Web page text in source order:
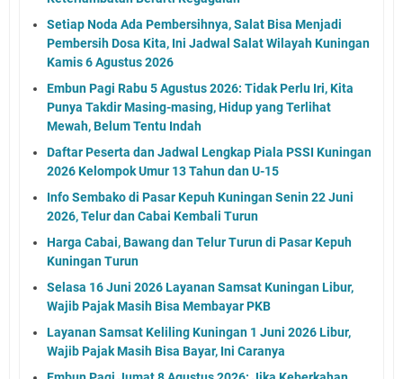
Setiap Noda Ada Pembersihnya, Salat Bisa Menjadi
Pembersih Dosa Kita, Ini Jadwal Salat Wilayah Kuningan
Kamis 6 Agustus 2026
Embun Pagi Rabu 5 Agustus 2026: Tidak Perlu Iri, Kita
Punya Takdir Masing-masing, Hidup yang Terlihat
Mewah, Belum Tentu Indah
Daftar Peserta dan Jadwal Lengkap Piala PSSI Kuningan
2026 Kelompok Umur 13 Tahun dan U-15
Info Sembako di Pasar Kepuh Kuningan Senin 22 Juni
2026, Telur dan Cabai Kembali Turun
Harga Cabai, Bawang dan Telur Turun di Pasar Kepuh
Kuningan Turun
Selasa 16 Juni 2026 Layanan Samsat Kuningan Libur,
Wajib Pajak Masih Bisa Membayar PKB
Layanan Samsat Keliling Kuningan 1 Juni 2026 Libur,
Wajib Pajak Masih Bisa Bayar, Ini Caranya